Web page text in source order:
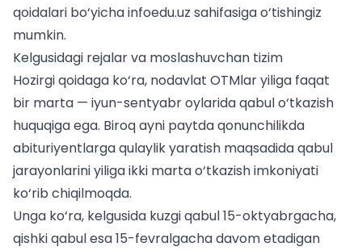
qoidalari bo‘yichainfoedu.uz sahifasiga o‘tishingiz
mumkin.
Kelgusidagi rejalar va moslashuvchan tizim
Hozirgi qoidaga ko‘ra, nodavlat OTMlar yiliga faqat
bir marta — iyun-sentyabr oylarida qabul o‘tkazish
huquqiga ega. Biroq ayni paytda qonunchilikda
abituriyentlarga qulaylik yaratish maqsadida qabul
jarayonlarini yiliga ikki marta o‘tkazish imkoniyati
ko‘rib chiqilmoqda.
Unga ko‘ra, kelgusida kuzgi qabul 15-oktyabrgacha,
qishki qabul esa 15-fevralgacha davom etadigan